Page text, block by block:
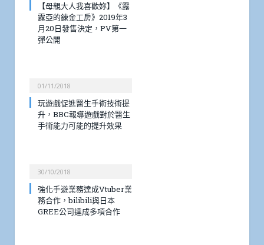
【母親大人我喜歡妳】《露
露亞的鍊金工房》2019年3
月20日發售決定，PV第一
彈公開
01/11/2018
玩遊戲促進醫生手術技術提
升，BBC報導遊戲對於醫生
手術能力可能的提升效果
30/10/2018
強化手遊業務達成Vtuber業
務合作，bilibili與日本
GREE公司達成多項合作